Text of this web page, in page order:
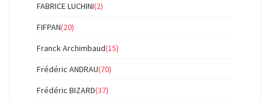
FABRICE LUCHINI(2)
FIFPAN(20)
Franck Archimbaud(15)
Frédéric ANDRAU(70)
Frédéric BIZARD(37)